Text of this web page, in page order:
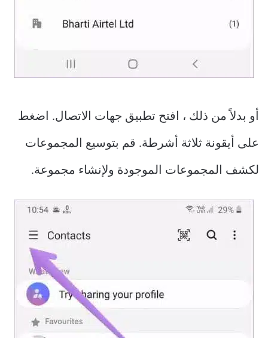
أو بدلاً من ذلك ، افتح تطبيق جهات الاتصال. اضغط
على أيقونة ثلاثة أشرطة. قم بتوسيع المجموعات
لكشف المجموعات الموجودة ولإنشاء مجموعة.